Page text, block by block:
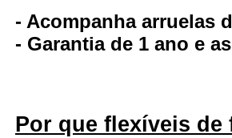
- Acompanha arruelas
- Garantia de 1 ano e
Por que flexíveis de